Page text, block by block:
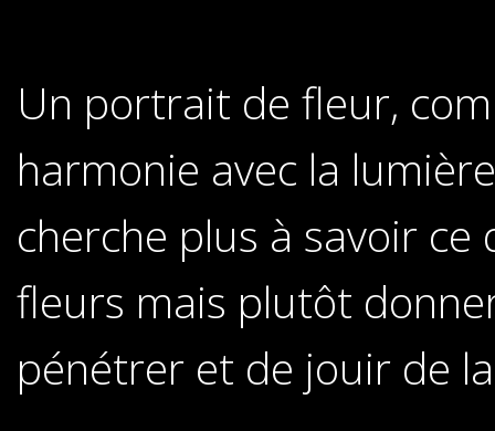
Un portrait de fleur,
harmonie avec la
cherche plus à savoir
fleurs mais plutôt
pénétrer et de jouir de